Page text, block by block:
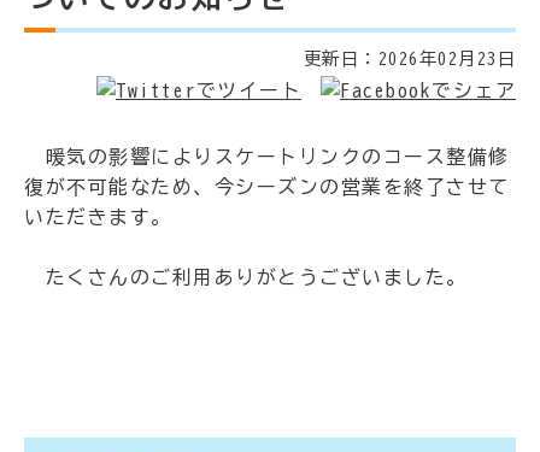
更新日： 2026年02月23日
暖気の影響によりスケートリンクのコース整備修
復が不可能なため、今シーズンの営業を終了させて
いただきます。
たくさんのご利用ありがとうございました。